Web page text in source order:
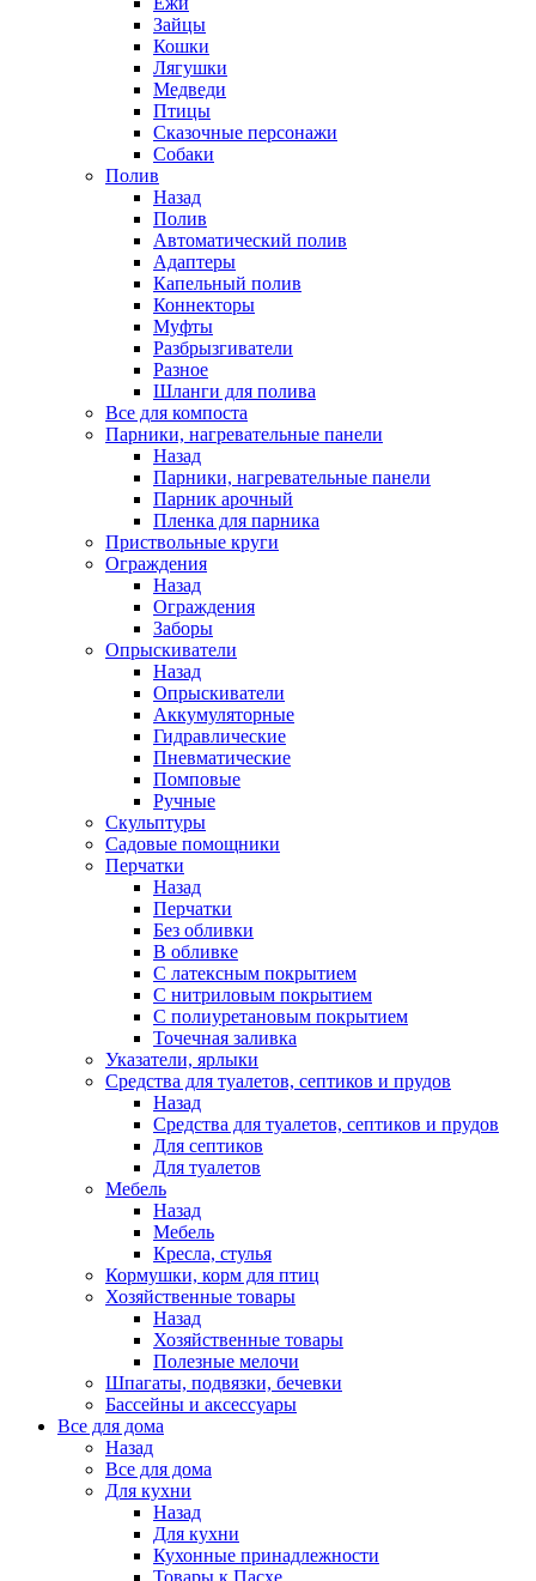
Зайцы
Кошки
Лягушки
Медведи
Птицы
Сказочные персонажи
Собаки
Полив
Назад
Полив
Автоматический полив
Адаптеры
Капельный полив
Коннекторы
Муфты
Разбрызгиватели
Разное
Шланги для полива
Все для компоста
Парники, нагревательные панели
Назад
Парники, нагревательные панели
Парник арочный
Пленка для парника
Приствольные круги
Ограждения
Назад
Ограждения
Заборы
Опрыскиватели
Назад
Опрыскиватели
Аккумуляторные
Гидравлические
Пневматические
Помповые
Ручные
Скульптуры
Садовые помощники
Перчатки
Назад
Перчатки
Без обливки
В обливке
С латексным покрытием
С нитриловым покрытием
С полиуретановым покрытием
Точечная заливка
Указатели, ярлыки
Средства для туалетов, септиков и прудов
Назад
Средства для туалетов, септиков и прудов
Для септиков
Для туалетов
Мебель
Назад
Мебель
Кресла, стулья
Кормушки, корм для птиц
Хозяйственные товары
Назад
Хозяйственные товары
Полезные мелочи
Шпагаты, подвязки, бечевки
Бассейны и аксессуары
Все для дома
Назад
Все для дома
Для кухни
Назад
Для кухни
Кухонные принадлежности
Товары к Пасхе